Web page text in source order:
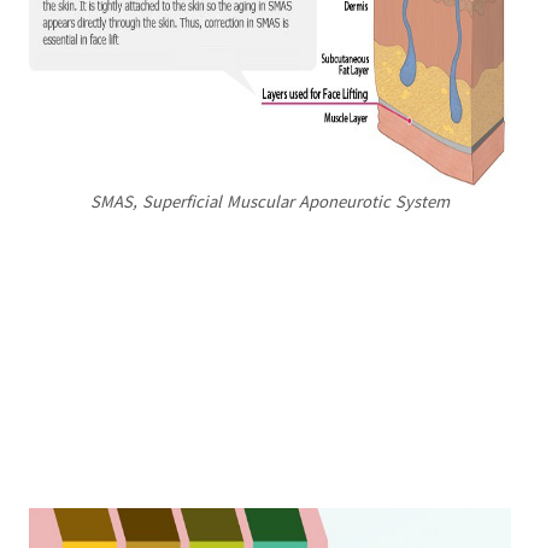
SMAS, Superficial Muscular Aponeurotic System